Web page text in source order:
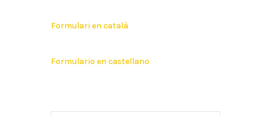
Formulari en català
Formulario en castellano